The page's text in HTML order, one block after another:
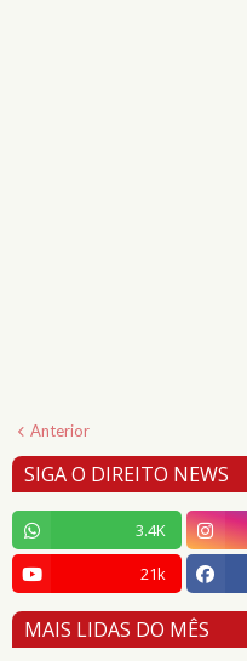
Anterior
SIGA O DIREITO NEWS
3.4K
21k
MAIS LIDAS DO MÊS